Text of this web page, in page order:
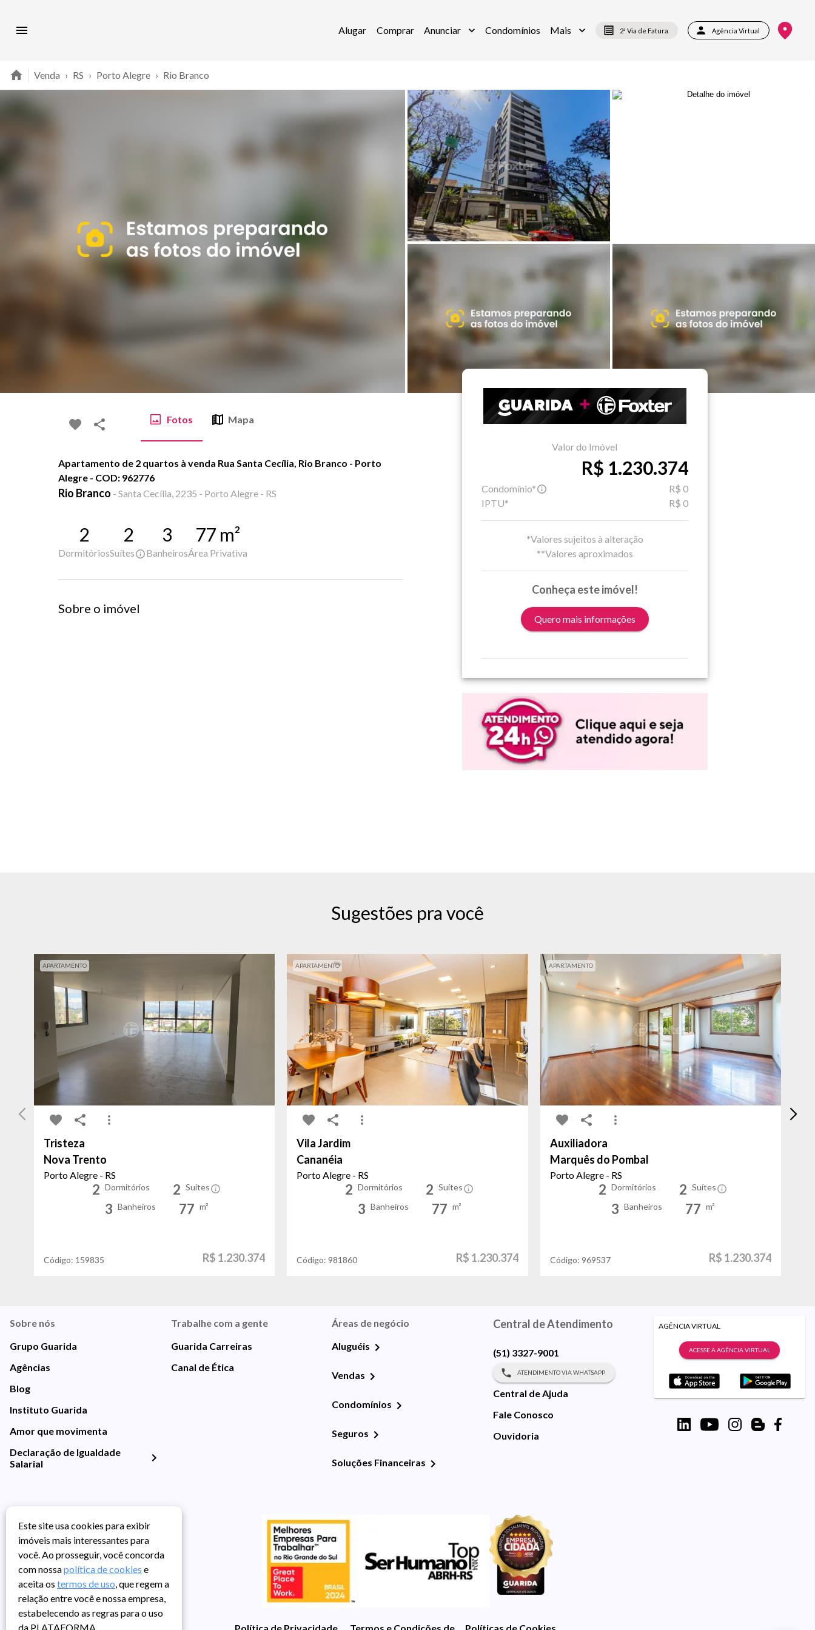
Alugar Comprar Anunciar Condomínios Mais 2ª Via de Fatura Agência Virtual
Venda › RS › Porto Alegre › Rio Branco
Fotos Mapa
Apartamento de 2 quartos à venda Rua Santa Cecília, Rio Branco - Porto
Alegre - COD: 962776
Rio Branco - Santa Cecília, 2235 - Porto Alegre - RS
2
Dormitórios
2
Suítes
3
Banheiros
77 m²
Área Privativa
Sobre o imóvel
Valor do Imóvel
R$ 1.230.374
Condomínio*
R$ 0
IPTU*
R$ 0
*Valores sujeitos à alteração
**Valores aproximados
Conheça este imóvel!
Quero mais informações
Sugestões pra você
APARTAMENTO
Tristeza
Nova Trento
Porto Alegre - RS
2 Dormitórios 2 Suítes
3 Banheiros 77 m²
Código: 159835 R$ 1.230.374
APARTAMENTO
Vila Jardim
Cananéia
Porto Alegre - RS
2 Dormitórios 2 Suítes
3 Banheiros 77 m²
Código:981860 R$ 1.230.374
APARTAMENTO
Auxiliadora
Marquês do Pombal
Porto Alegre - RS
2 Dormitórios 2 Suítes
3 Banheiros 77 m²
Código: 969537 R$ 1.230.374
Sobre nós
Grupo Guarida
Agências
Blog
Instituto Guarida
Amor que movimenta
Declaração de Igualdade
Salarial
Trabalhe com a gente
Guarida Carreiras
Canal de Ética
Áreas de negócio
Aluguéis
Vendas
Condomínios
Seguros
Soluções Financeiras
Central de Atendimento
(51) 3327-9001
ATENDIMENTO VIA WHATSAPP
Central de Ajuda
Fale Conosco
Ouvidoria
AGÊNCIA VIRTUAL
ACESSE A AGÊNCIA VIRTUAL
Política de Privacidade Termos e Condições de UsoPolíticas de Cookies
Este site usa cookies para exibir
imóveis mais interessantes para
você. Ao prosseguir, você concorda
com nossapolítica de cookies e
aceita os termos de uso, que regem a
relação entre você e nossa empresa,
estabelecendo as regras para o uso
da PLATAFORMA.